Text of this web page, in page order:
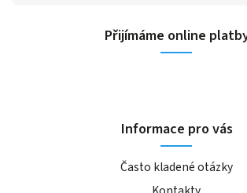
Přijímáme online
Informace pro vás
Často kladené otázky